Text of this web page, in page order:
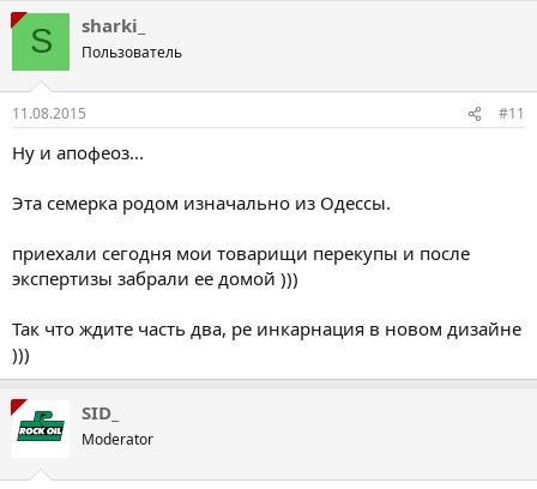
S sharki_
Пользователь
11.08.2015 #11
Ну и апофеоз...
Эта семерка родом изначально из Одессы.
приехали сегодня мои товарищи перекупы и после
экспертизы забрали ее домой )))
Так что ждите часть два, ре инкарнация в новом дизайне
)))
SID_
Moderator